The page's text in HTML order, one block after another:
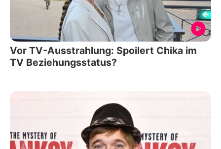
Vor TV-Ausstrahlung: Spoilert Chika im
TV Beziehungsstatus?